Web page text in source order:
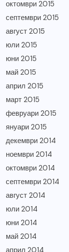
октомври 2015
септември 2015
август 2015
юли 2015
юни 2015
май 2015
април 2015
март 2015
февруари 2015
януари 2015
декември 2014
ноември 2014
октомври 2014
септември 2014
август 2014
юли 2014
юни 2014
май 2014
април 2014